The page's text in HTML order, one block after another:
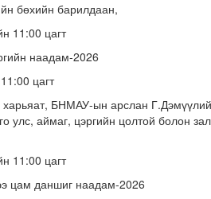
бөхийн барилдаан,
11:00 цагт
наадам-2026
цагт
БНМАУ-ын арслан
улс, аймаг, цэргийн цолтой болон
11:00 цагт
цам даншиг наадам-2026